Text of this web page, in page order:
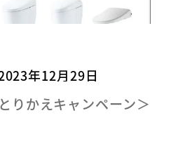
年12月29日
りかえキャンペーン＞